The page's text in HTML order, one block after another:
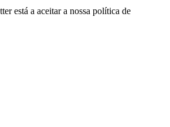
está a aceitar a nossa política de